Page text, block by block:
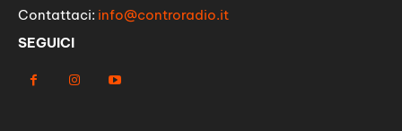
Contattaci: info@controradio.it
SEGUICI